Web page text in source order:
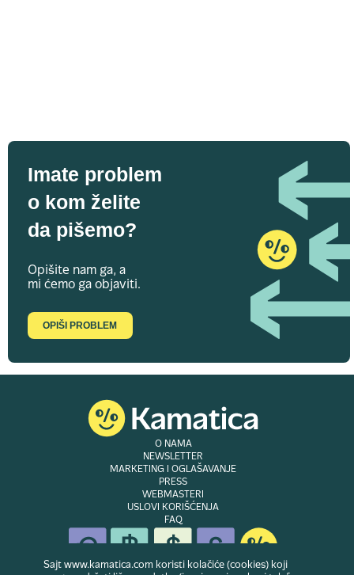
Imate problem
o kom želite
da pišemo?
Opišite nam ga, a
mi ćemo ga objaviti.
OPIŠI PROBLEM
O NAMA
NEWSLETTER
MARKETING I OGLAŠAVANJE
PRESS
WEBMASTERI
USLOVI KORIŠĆENJA
FAQ
Sajt www.kamatica.com koristi kolačiće (cookies) koji